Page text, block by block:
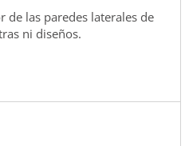
de las paredes laterales de
ni diseños.